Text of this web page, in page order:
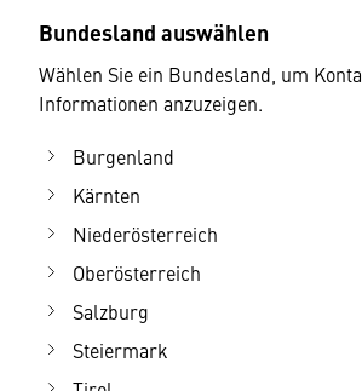
Bundesland auswählen
Wählen Sie ein Bundesland, um
Informationen anzuzeigen.
Burgenland
Kärnten
Niederösterreich
Oberösterreich
Salzburg
Steiermark